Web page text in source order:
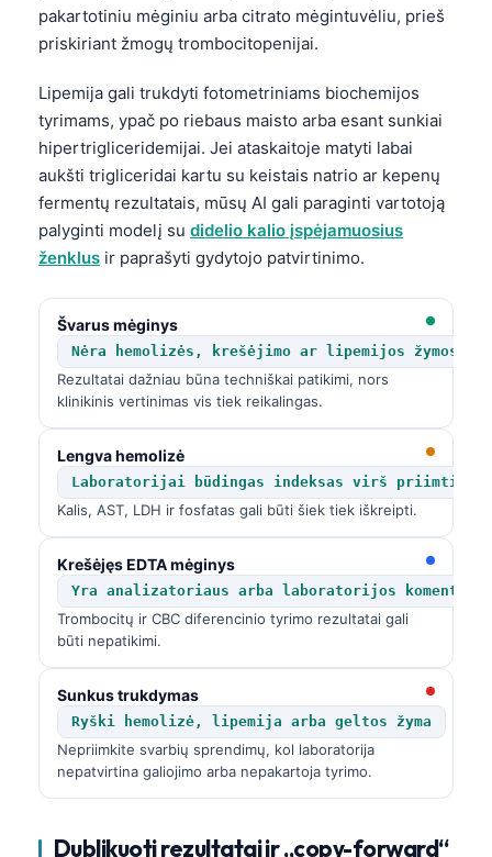
pakartotiniu mėginiu arba citrato mėgintuvėliu, prieš
priskiriant žmogų trombocitopenijai.
Lipemija gali trukdyti fotometriniams biochemijos
tyrimams, ypač po riebaus maisto arba esant sunkiai
hipertrigliceridemijai. Jei ataskaitoje matyti labai
aukšti trigliceridai kartu su keistais natrio ar kepenų
fermentų rezultatais, mūsų AI gali paraginti vartotoją
palyginti modelį su didelio kalio įspėjamuosius
ženklus ir paprašyti gydytojo patvirtinimo.
Švarus mėginys
Nėra hemolizės, krešėjimo ar lipemijos žymos
Rezultatai dažniau būna techniškai patikimi, nors
klinikinis vertinimas vis tiek reikalingas.
Lengva hemolizė
Laboratorijai būdingas indeksas virš priimtinos
Kalis, AST, LDH ir fosfatas gali būti šiek tiek iškreipti.
Krešėjęs EDTA mėginys
Yra analizatoriaus arba laboratorijos komentaras
Trombocitų ir CBC diferencinio tyrimo rezultatai gali
būti nepatikimi.
Sunkus trukdymas
Ryški hemolizė, lipemija arba geltos žyma
Nepriimkite svarbių sprendimų, kol laboratorija
nepatvirtina galiojimo arba nepakartoja tyrimo.
Dublikuoti rezultatai ir „copy-forward“